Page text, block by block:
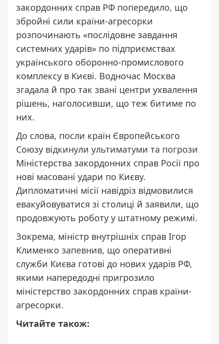
закордонних справ РФ попередило, що
збройні сили країни-агресорки
розпочинають «послідовне завдання
системних ударів» по підприємствах
українського оборонно-промислового
комплексу в Києві. Водночас Москва
згадала й про так звані центри ухвалення
рішень, наголосивши, що теж битиме по
них.
До слова, посли країн Європейського
Союзу відкинули ультиматуми та погрози
Міністерства закордонних справ Росії про
нові масовані удари по Києву.
Дипломатичні місії навідріз відмовилися
евакуйовуватися зі столиці й заявили, що
продовжують роботу у штатному режимі.
Зокрема, міністр внутрішніх справ Ігор
Клименко запевнив, що оперативні
служби Києва готові до нових ударів РФ,
якими напередодні пригрозило
міністерство закордонних справ країни-
агресорки.
Читайте також: